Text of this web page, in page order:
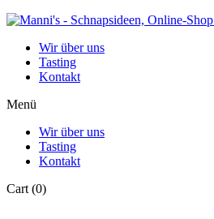
Wir über uns
Tasting
Kontakt
Menü
Wir über uns
Tasting
Kontakt
Cart (0)